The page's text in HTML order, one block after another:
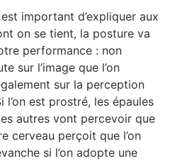
important d’expliquer aux
on se tient, la posture va
performance : non
sur l’image que l’on
sur la perception
l’on est prostré, les épaules
autres vont percevoir que
cerveau perçoit que l’on
si l’on adopte une